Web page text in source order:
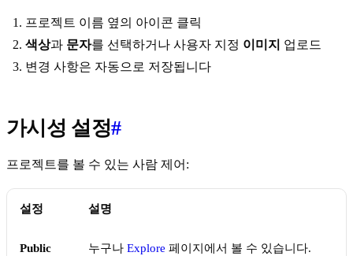
프로젝트 이름 옆의 아이콘 클릭
색상과 문자를 선택하거나 사용자 지정 이미지 업로드
변경 사항은 자동으로 저장됩니다
가시성 설정#
프로젝트를 볼 수 있는 사람 제어:
설정 설명
Public 누구나 Explore 페이지에서 볼 수 있습니다.